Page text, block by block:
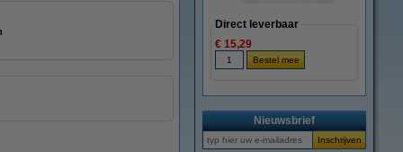
Direct leverbaar
€ 15,29
Nieuwsbrief